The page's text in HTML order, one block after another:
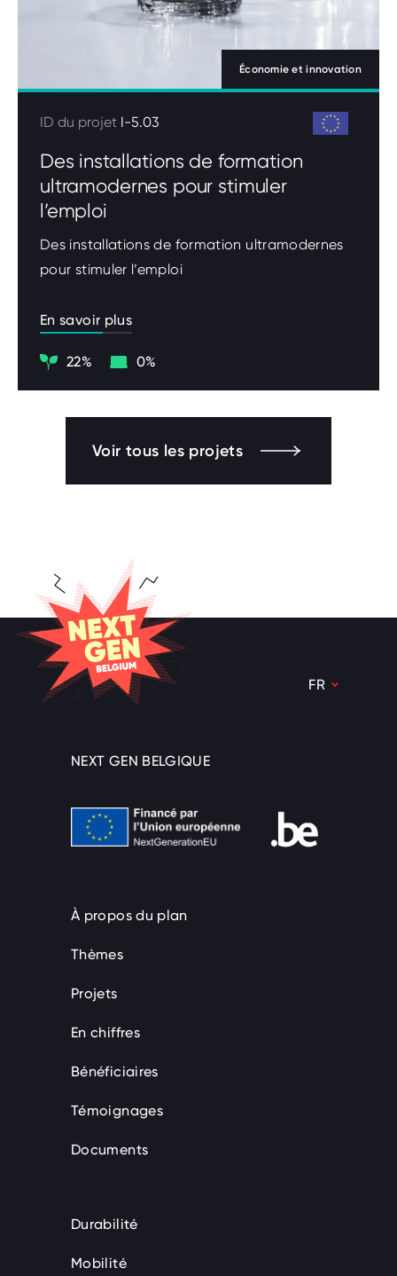
Économie et innovation
ID du projet I-5.03
Des installations de formation
ultramodernes pour stimuler
l’emploi
Des installations de formation ultramodernes
pour stimuler l’emploi
En savoir plus
Climat
22% Digitalisation
0%
Voir tous les projets
FR
NEXT GEN BELGIQUE
NEXT GEN BELGIQUE
À propos du plan
Thèmes
Projets
En chiffres
Bénéficiaires
Témoignages
Documents
Durabilité
Mobilité